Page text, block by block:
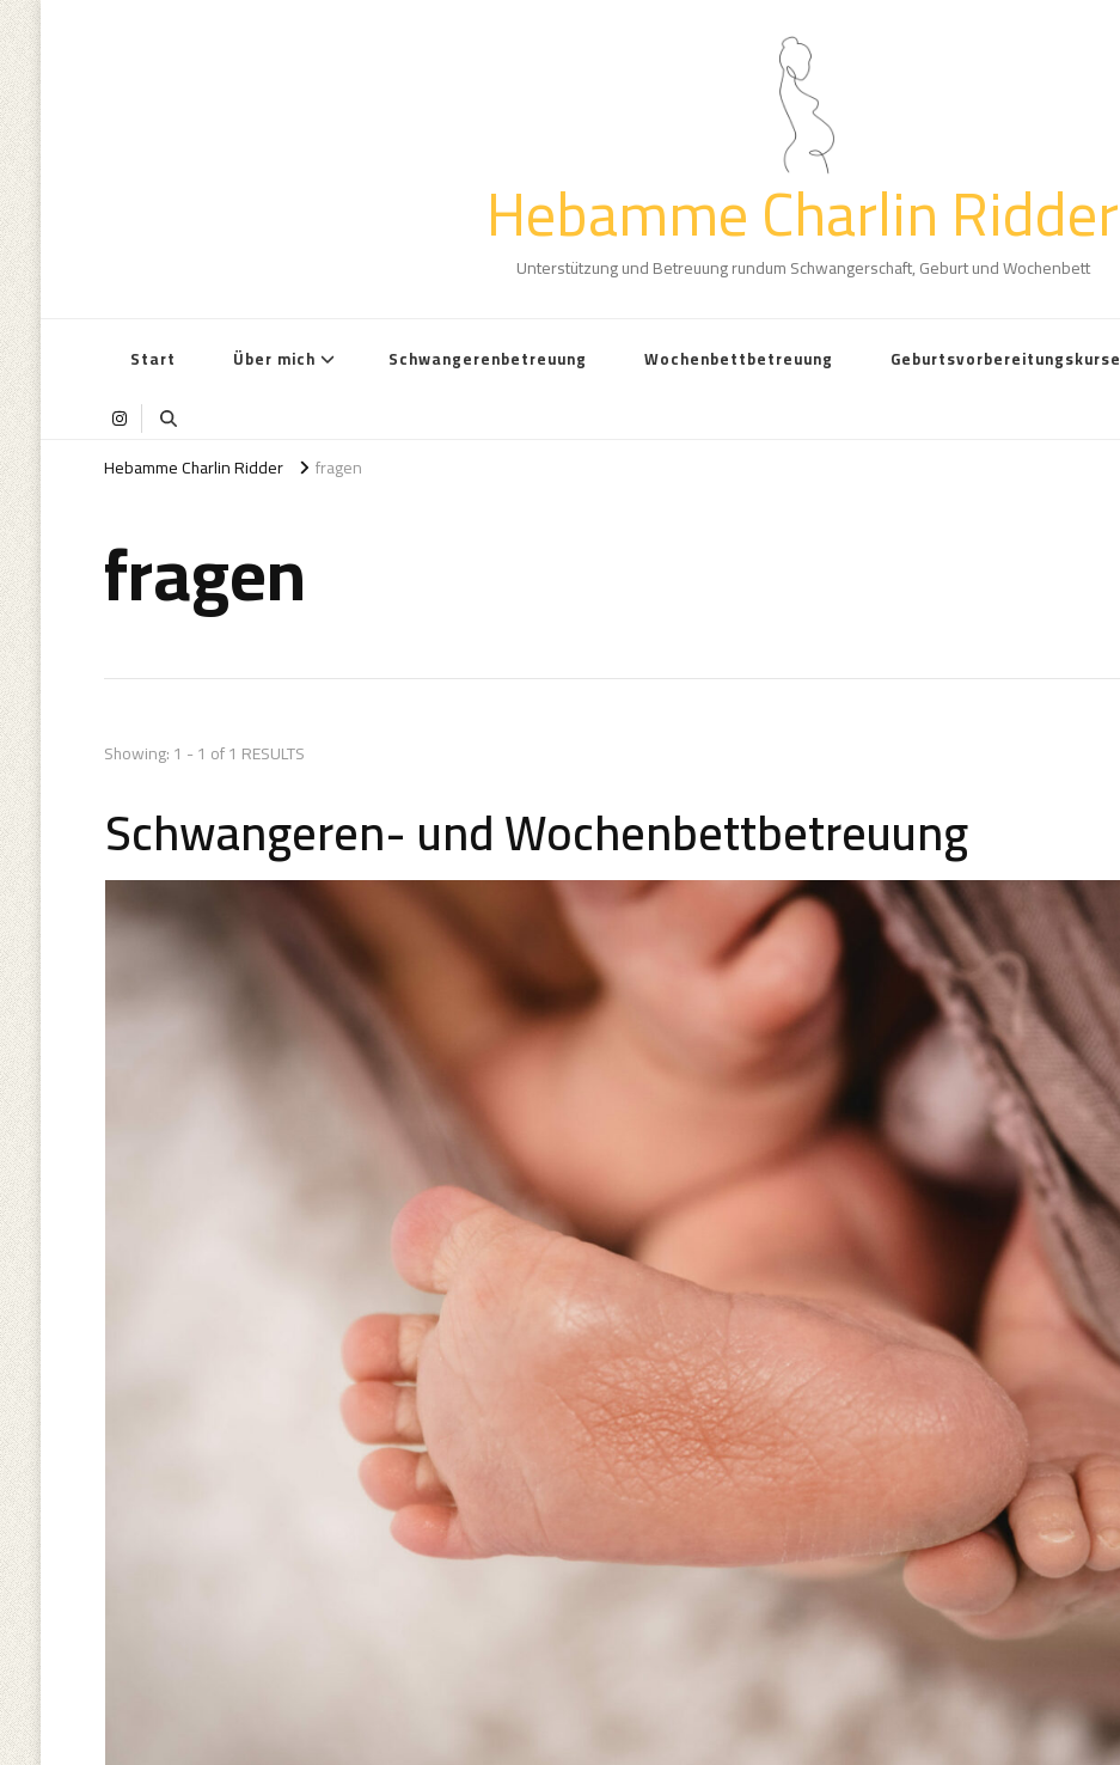
Hebamme Charlin Ridder
Unterstützung und Betreuung rundum Schwangerschaft, Geburt und Wochenbett
Start Über mich Schwangerenbetreuung Wochenbettbetreuung Geburtsvorbereitungskurse
Hebamme Charlin Ridder fragen
fragen
Showing: 1 - 1 of 1 RESULTS
Schwangeren- und Wochenbettbetreuung